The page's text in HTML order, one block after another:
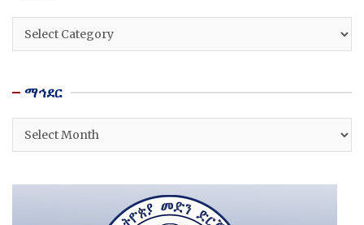
ዘርፎች
ማኅደር
ማኅደር